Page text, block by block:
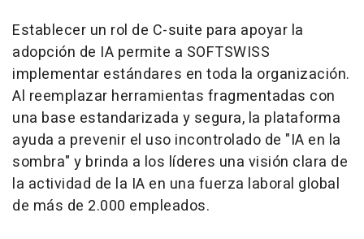
Establecer un rol de C-suite para apoyar la
adopción de IA permite a SOFTSWISS
implementar estándares en toda la organización.
Al reemplazar herramientas fragmentadas con
una base estandarizada y segura, la plataforma
ayuda a prevenir el uso incontrolado de "IA en la
sombra" y brinda a los líderes una visión clara de
la actividad de la IA en una fuerza laboral global
de más de 2.000 empleados.